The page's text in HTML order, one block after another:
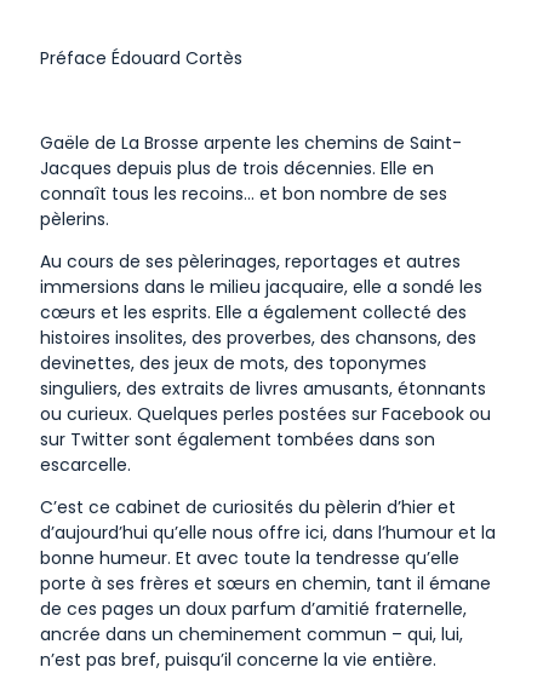
Préface Édouard Cortès
Gaële de La Brosse arpente les chemins de Saint-
Jacques depuis plus de trois décennies. Elle en
connaît tous les recoins… et bon nombre de ses
pèlerins.
Au cours de ses pèlerinages, reportages et autres
immersions dans le milieu jacquaire, elle a sondé les
cœurs et les esprits. Elle a également collecté des
histoires insolites, des proverbes, des chansons, des
devinettes, des jeux de mots, des toponymes
singuliers, des extraits de livres amusants, étonnants
ou curieux. Quelques perles postées sur Facebook ou
sur Twitter sont également tombées dans son
escarcelle.
C’est ce cabinet de curiosités du pèlerin d’hier et
d’aujourd’hui qu’elle nous offre ici, dans l’humour et la
bonne humeur. Et avec toute la tendresse qu’elle
porte à ses frères et sœurs en chemin, tant il émane
de ces pages un doux parfum d’amitié fraternelle,
ancrée dans un cheminement commun – qui, lui,
n’est pas bref, puisqu’il concerne la vie entière.